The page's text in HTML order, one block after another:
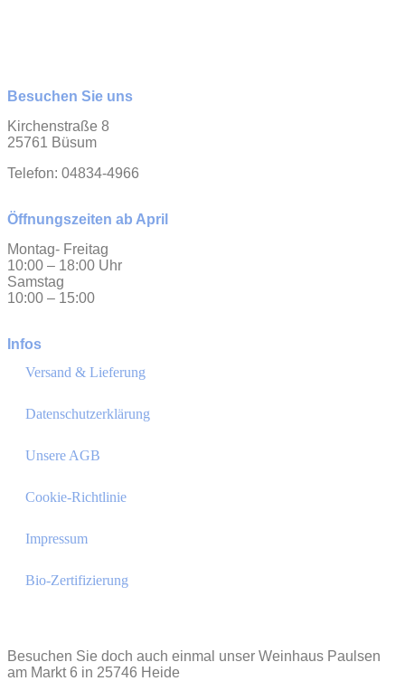
Besuchen Sie uns
Kirchenstraße 8
25761 Büsum
Telefon: 04834-4966
Öffnungszeiten ab April
Montag- Freitag
10:00 – 18:00 Uhr
Samstag
10:00 – 15:00
Infos
Versand & Lieferung
Datenschutzerklärung
Unsere AGB
Cookie-Richtlinie
Impressum
Bio-Zertifizierung
Besuchen Sie doch auch einmal unser Weinhaus Paulsen
am Markt 6 in 25746 Heide